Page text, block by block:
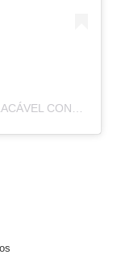
Uma publicação compartilhada por IMPLACÁVEL CONCURSOS (@implacavelconcursos)